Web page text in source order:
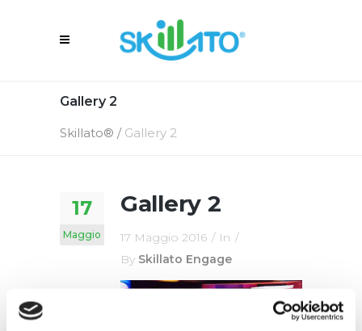
Gallery 2
Skillato® / Gallery 2
17
Maggio
Gallery 2
17 Maggio 2016
In
By Skillato Engage